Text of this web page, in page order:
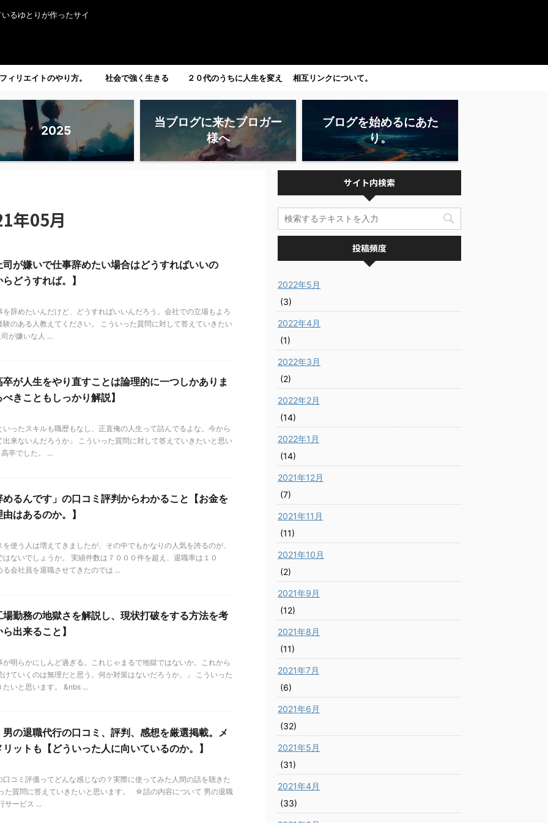
るゆとりが作ったサイ
ィリエイトのやり方。 社会で強く生きる ２０代のうちに人生を変え
たい人へ。
相互リンクについて。
2025
当ブログに来たブロガー
様へ
ブログを始めるにあた
り。
年05月
が嫌いで仕事辞めたい場合はどうすればいいの
どうすれば。】
を辞めたいんだけど、どうすればいいんだろう。会社での立場もよろ
験のある人教えてください。 こういった質問に対して答えていきたい
が嫌いな人 ...
が人生をやり直すことは論理的に一つしかありま
きこともしっかり解説】
いったスキルも職歴もなし、正直俺の人生って詰んでるよな。今から
出来ないんだろうか」 こういった質問に対して答えていきたいと思い
卒でした。 ...
るんです」の口コミ評判からわかること【お金を
はあるのか。】
使う人は増えてきましたが、その中でもかなりの人気を誇るのが、
ないでしょうか。 実績件数は７０００件を超え、退職率は１０
る会社員を退職させてきたのでは ...
勤務の地獄さを解説し、現状打破をする方法を考
出来ること】
が明らかにしんど過ぎる。これじゃまるで地獄ではないか。これから
けていくのは無理だと思う。何か対策はないだろうか。」 こういった
たいと思います。 &nbs ...
の退職代行の口コミ、評判、感想を厳選掲載。メ
ットも【どういった人に向いているのか。】
口コミ評価ってどんな感じなの？実際に使ってみた人間の話を聴きた
た質問に答えていきたいと思います。 ☆話の内容について 男の退職
サービス ...
サイト内検索
投稿頻度
2022年5月
(3)
2022年4月
(1)
2022年3月
(2)
2022年2月
(14)
2022年1月
(14)
2021年12月
(7)
2021年11月
(11)
2021年10月
(2)
2021年9月
(12)
2021年8月
(11)
2021年7月
(6)
2021年6月
(32)
2021年5月
(31)
2021年4月
(33)